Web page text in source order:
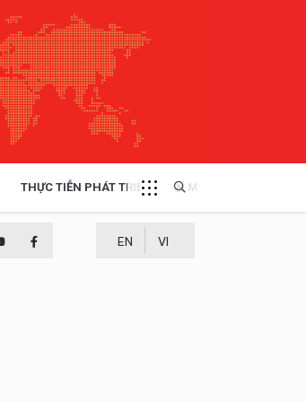
THỰC TIỄN PHÁT TRIỂN MULTIMEDIA
EN VI